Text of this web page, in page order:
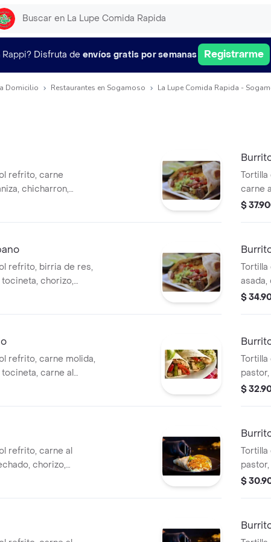
Rappi? Disfruta de envíos gratis por semanas Registrarme
Domicilio Restaurantes en Sogamoso La Lupe Comida Rapida -
refrito, carne
chicharron,
de gallo, guacamole
carne
$
refrito, birria de res,
chorizo,
acompañado de
asada,
$
refrito, carne molida,
carne al
pimentón y crema
$
refrito, carne al
chorizo,
guacamole.
$